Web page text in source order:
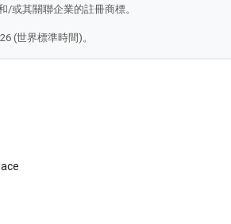
/或其關聯企業的註冊商標。
(世界標準時間)。